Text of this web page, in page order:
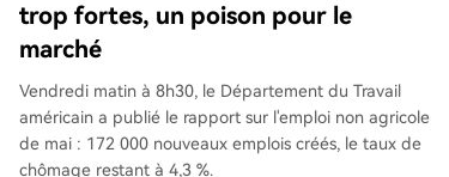
trop fortes, un poison pour le
marché
Vendredi matin à 8h30, le Département du Travail
américain a publié le rapport sur l'emploi non agricole
de mai : 172 000 nouveaux emplois créés, le taux de
chômage restant à 4,3 %.